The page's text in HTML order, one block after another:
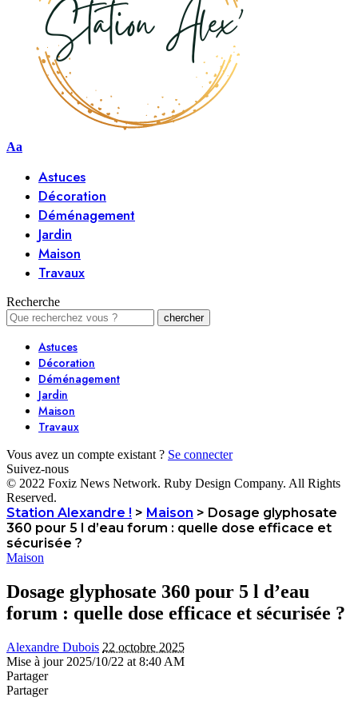
Aa
Astuces
Décoration
Déménagement
Jardin
Maison
Travaux
Recherche
Astuces
Décoration
Déménagement
Jardin
Maison
Travaux
Vous avez un compte existant ? Se connecter
Suivez-nous
© 2022 Foxiz News Network. Ruby Design Company. All Rights
Reserved.
Station Alexandre ! > Maison > Dosage glyphosate
360 pour 5 l d’eau forum : quelle dose efficace et
sécurisée ?
Maison
Dosage glyphosate 360 pour 5 l d’eau
forum : quelle dose efficace et sécurisée ?
Alexandre Dubois 22 octobre 2025
Mise à jour 2025/10/22 at 8:40 AM
Partager
Partager